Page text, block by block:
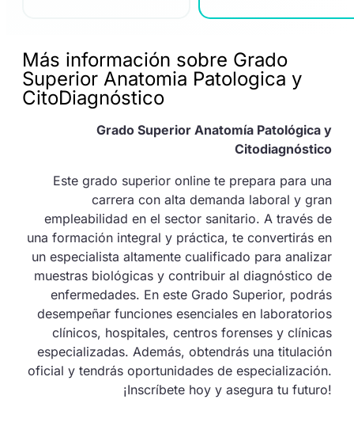
Más información sobre Grado
Superior Anatomia Patologica y
CitoDiagnóstico
Grado Superior Anatomía Patológica y
Citodiagnóstico
Este grado superior online te prepara para una
carrera con alta demanda laboral y gran
empleabilidad en el sector sanitario. A través de
una formación integral y práctica, te convertirás en
un especialista altamente cualificado para analizar
muestras biológicas y contribuir al diagnóstico de
enfermedades. En este Grado Superior, podrás
desempeñar funciones esenciales en laboratorios
clínicos, hospitales, centros forenses y clínicas
especializadas. Además, obtendrás una titulación
oficial y tendrás oportunidades de especialización.
¡Inscríbete hoy y asegura tu futuro!